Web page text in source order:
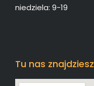
niedziela: 9-19
Tu nas znajdziesz